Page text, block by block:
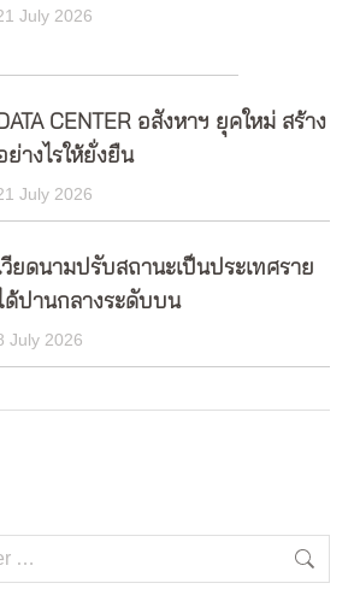
July 2026
CENTER อสังหาฯ ยุคใหม่ สร้าง
ย่างไรให้ยั่งยืน
July 2026
วียดนามปรับสถานะเป็นประเทศราย
ได้ปานกลางระดับบน
July 2026